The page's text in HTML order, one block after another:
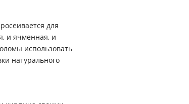
для
и ячменная, и
использовать
натурального